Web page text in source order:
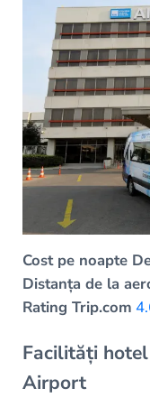
Cost pe noapte
Distanța de la
Rating Trip.com
Facilități hotel
Airport